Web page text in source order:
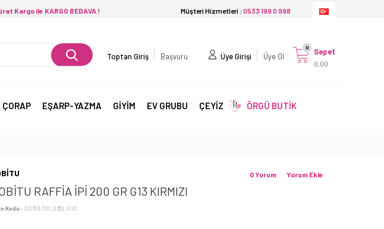
Kargo ile KARGO BEDAVA ! Müşteri Hizmetleri : 0533 199 0 998
Başvuru
Toptan Giriş Üye Girişi Üye Ol Sepet
0,00
0
ÇORAP EŞARP-YAZMA GİYİM EV GRUBU ÇEYİZ ÖRGÜ BUTİK
RAFFİA İPİ 200 GR G13 KIRMIZI
Kodu : 00153.110.0352.G13
Yorum Ekle
0 Yorum